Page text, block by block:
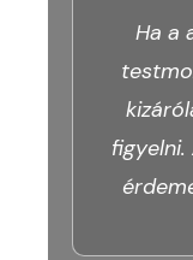
Ha a